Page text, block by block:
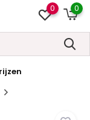
0 0